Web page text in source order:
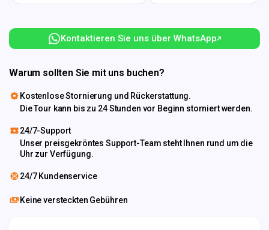
Kontaktieren Sie uns über WhatsApp
Warum sollten Sie mit uns buchen?
Kostenlose Stornierung und Rückerstattung.
Die Tour kann bis zu 24 Stunden vor Beginn storniert werden.
24/7-Support
Unser preisgekröntes Support-Team steht Ihnen rund um die
Uhr zur Verfügung.
24/7 Kundenservice
Keine versteckten Gebühren